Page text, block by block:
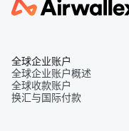
全球企业账户
全球企业账户概述
全球收款账户
换汇与国际付款